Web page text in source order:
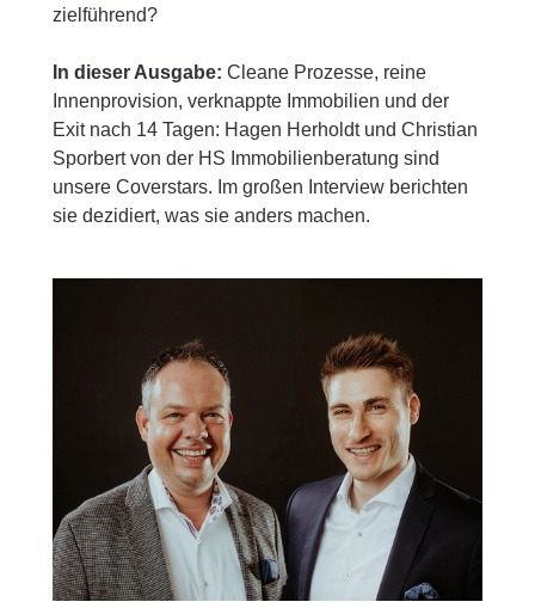
zielführend?
In dieser Ausgabe: Cleane Prozesse, reine
Innenprovision, verknappte Immobilien und der
Exit nach 14 Tagen: Hagen Herholdt und Christian
Sporbert von der HS Immobilienberatung sind
unsere Coverstars. Im großen Interview berichten
sie dezidiert, was sie anders machen.